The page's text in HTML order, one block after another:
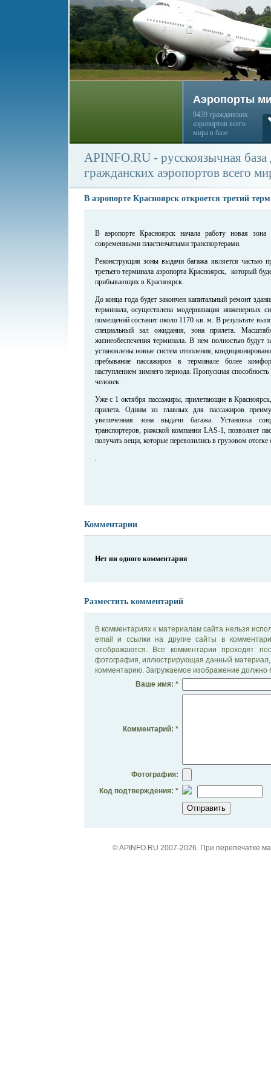
Аэропорты
9439 гражданских
аэропортов всего
мира в базе
APINFO.RU - русскоязычная
гражданских аэропортов всего
В аэропорте Красноярск откроется третий
В аэропорте Красноярск начала работу новая
современными пластинчатыми транспортерами.
Реконструкция зоны выдачи багажа является частью
третьего терминала аэропорта Красноярск, который
прибывающих в Красноярск.
До конца года будет закончен капитальный ремонт
терминала, осуществлена модернизация инженерных
помещений составит около 1170 кв. м. В результате
специальный зал ожидания, зона прилета.
жизнеобеспечения терминала. В нем полностью будут
установлены новые систем отопления,
пребывание пассажиров в терминале более
наступлением зимнего периода. Пропускная
человек.
Уже с 1 октября пассажиры, прилетающие в
прилета. Одним из главных для пассажиров
увеличенная зона выдачи багажа. Установка
транспортеров, рижской компании LAS-1, позволяет
получать вещи, которые перевозились в грузовом отсеке
Комментарии
Нет ни одного комментария
Разместить комментарий
В комментариях к материалам сайта нельзя
email и ссылки на другие сайты в
отображаются. Все комментарии проходят
фотография, иллюстрирующая данный материал,
комментарию. Загружаемое изображение должно
Ваше имя: *
Комментарий: *
Фотография:
Код подтверждения: *
© APINFO.RU 2007-2026. При перепечатке